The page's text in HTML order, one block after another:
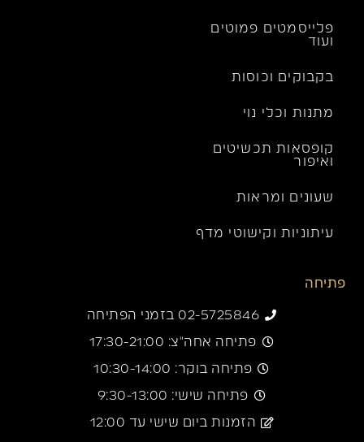
פלייסמטים פמוטים
ועוד
בקבוקים וכוסות
מתנות וכלי נוי
קופסאות תכשיטים
ואיפור
שעונים ומראות
עיתוניות וקישוטי מדף
פתיחה
02-5725846 בזמני הפתיחה
פתיחה אחה"צ: 17:30-21:00
פתיחה בוקר: 10:30-14:00
פתיחה שישי: 9:30-13:00
הזמנות ביום שישי עד 12:00